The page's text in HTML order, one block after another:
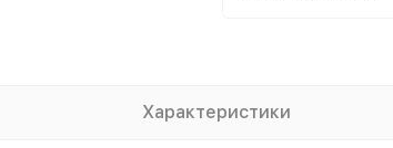
Характеристики